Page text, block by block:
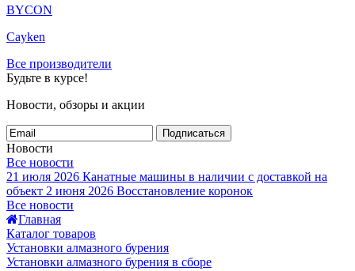
BYCON
Cayken
Все производители
Будьте в курсе!
Новости, обзоры и акции
Подписаться
Новости
Все новости
21 июля 2026 Канатные машины в наличии с доставкой на
объект 2 июня 2026 Восстановление коронок
Все новости
Главная
Каталог товаров
Установки алмазного бурения
Установки алмазного бурения в сборе